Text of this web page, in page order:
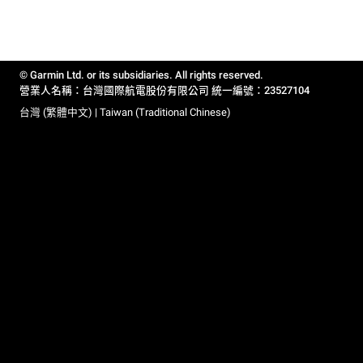
© Garmin Ltd. or its subsidiaries. All rights reserved.
營業人名稱：台灣國際航電股份有限公司 統一編號：23527104
台灣 (繁體中文) | Taiwan (Traditional Chinese)